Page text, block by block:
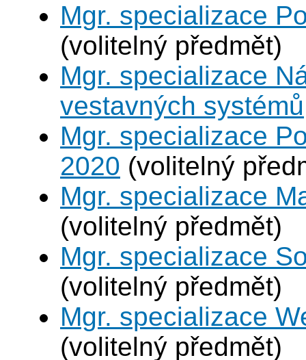
Mgr. specializace
(volitelný předmět)
Mgr. specializace
vestavných
Mgr. specializace
2020 (volitelný
Mgr. specializace
(volitelný předmět)
Mgr. specializace
(volitelný předmět)
Mgr. specializace
(volitelný předmět)